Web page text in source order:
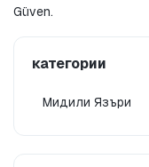
Güven.
категории
Мидили Язъри